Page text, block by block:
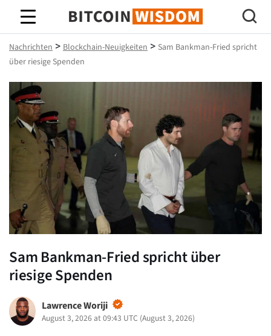
Bitcoin-Weisheit
Nachrichten > Blockchain-Neuigkeiten > Sam Bankman-Fried spricht
über riesige Spenden
Sam Bankman-Fried spricht über
riesige Spenden
Lawrence Woriji
August 3, 2026 at 09:43 UTC (August 3, 2026)